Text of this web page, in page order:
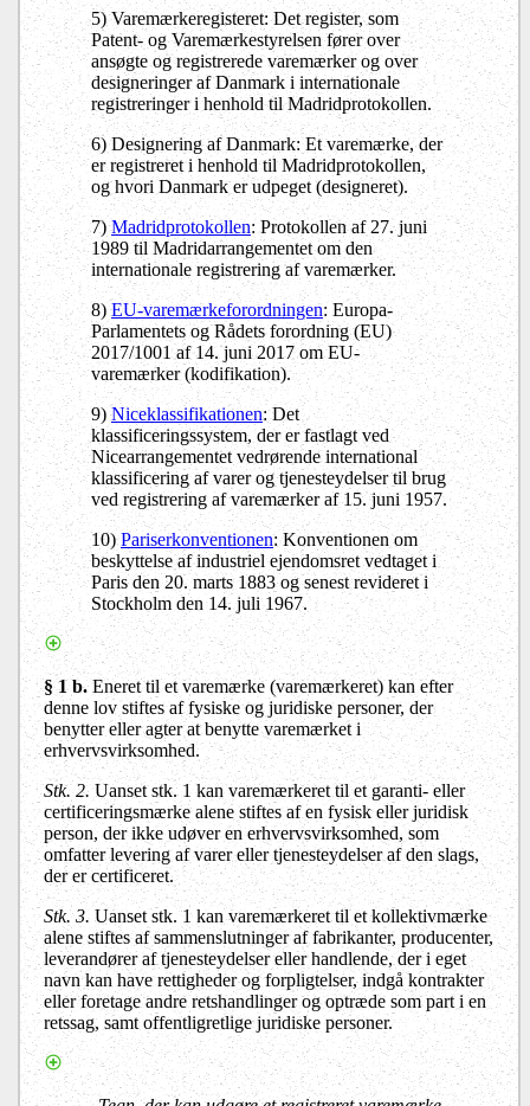
5) Varemærkeregisteret: Det register, som
Patent- og Varemærkestyrelsen fører over
ansøgte og registrerede varemærker og over
designeringer af Danmark i internationale
registreringer i henhold til Madridprotokollen.
6) Designering af Danmark: Et varemærke, der
er registreret i henhold til Madridprotokollen,
og hvori Danmark er udpeget (designeret).
7)Madridprotokollen: Protokollen af 27. juni
1989 til Madridarrangementet om den
internationale registrering af varemærker.
8)EU-varemærkeforordningen: Europa-
Parlamentets og Rådets forordning (EU)
2017/1001 af 14. juni 2017 om EU-
varemærker (kodifikation).
9)Niceklassifikationen: Det
klassificeringssystem, der er fastlagt ved
Nicearrangementet vedrørende international
klassificering af varer og tjenesteydelser til brug
ved registrering af varemærker af 15. juni 1957.
10)Pariserkonventionen: Konventionen om
beskyttelse af industriel ejendomsret vedtaget i
Paris den 20. marts 1883 og senest revideret i
Stockholm den 14. juli 1967.
§ 1 b.Eneret til et varemærke (varemærkeret) kan efter
denne lov stiftes af fysiske og juridiske personer, der
benytter eller agter at benytte varemærket i
erhvervsvirksomhed.
Stk. 2. Uanset stk. 1 kan varemærkeret til et garanti- eller
certificeringsmærke alene stiftes af en fysisk eller juridisk
person, der ikke udøver en erhvervsvirksomhed, som
omfatter levering af varer eller tjenesteydelser af den slags,
der er certificeret.
Stk. 3. Uanset stk. 1 kan varemærkeret til et kollektivmærke
alene stiftes af sammenslutninger af fabrikanter, producenter,
leverandører af tjenesteydelser eller handlende, der i eget
navn kan have rettigheder og forpligtelser, indgå kontrakter
eller foretage andre retshandlinger og optræde som part i en
retssag, samt offentligretlige juridiske personer.